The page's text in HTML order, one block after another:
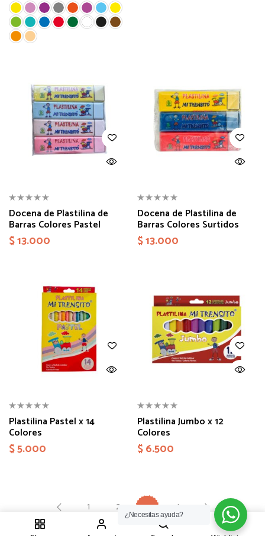
1
Docena de Plastilina de
Barras Colores Pastel
$13.000
Docena de Plastilina de
Barras Colores Surtidos
$13.000
Plastilina Pastel x 14
Colores
$5.000
Plastilina Jumbo x 12
Colores
$6.500
1 2 3 4
¿Necesitas ayuda?